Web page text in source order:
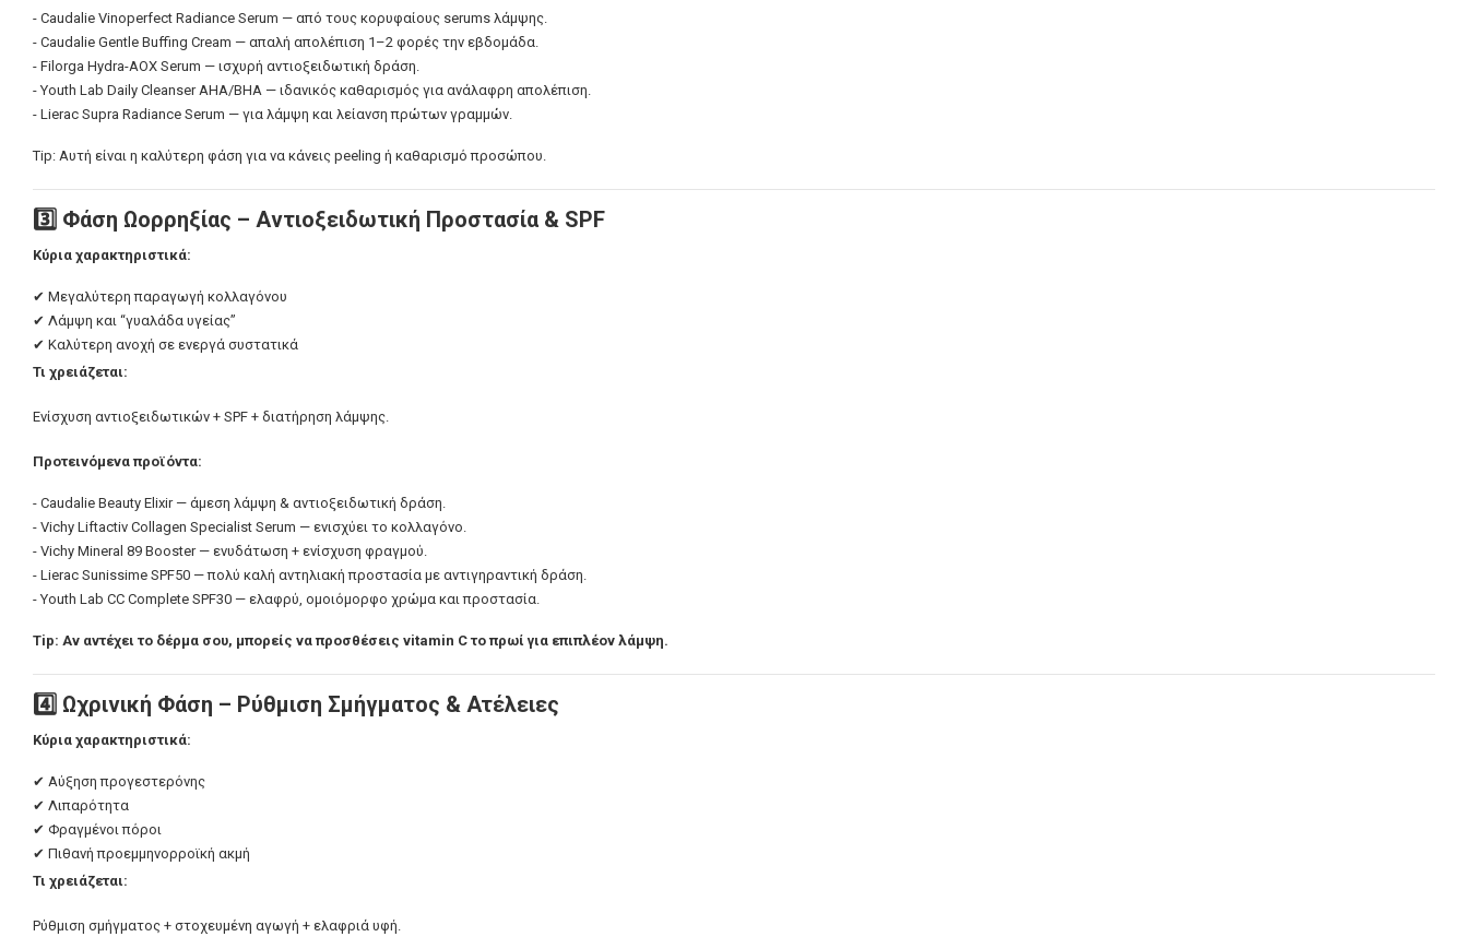
- Caudalie Vinoperfect Radiance Serum — από τους κορυφαίους serums λάμψης.
- Caudalie Gentle Buffing Cream — απαλή απολέπιση 1–2 φορές την εβδομάδα.
- Filorga Hydra-AOX Serum — ισχυρή αντιοξειδωτική δράση.
- Youth Lab Daily Cleanser AHA/BHA — ιδανικός καθαρισμός για ανάλαφρη απολέπιση.
- Lierac Supra Radiance Serum — για λάμψη και λείανση πρώτων γραμμών.
Tip: Αυτή είναι η καλύτερη φάση για να κάνεις peeling ή καθαρισμό προσώπου.
3️⃣ Φάση Ωορρηξίας – Αντιοξειδωτική Προστασία & SPF
Κύρια χαρακτηριστικά:
✔ Μεγαλύτερη παραγωγή κολλαγόνου
✔ Λάμψη και “γυαλάδα υγείας”
✔ Καλύτερη ανοχή σε ενεργά συστατικά
Τι χρειάζεται:
Ενίσχυση αντιοξειδωτικών + SPF + διατήρηση λάμψης.
Προτεινόμενα προϊόντα:
- Caudalie Beauty Elixir — άμεση λάμψη & αντιοξειδωτική δράση.
- Vichy Liftactiv Collagen Specialist Serum — ενισχύει το κολλαγόνο.
- Vichy Mineral 89 Booster — ενυδάτωση + ενίσχυση φραγμού.
- Lierac Sunissime SPF50 — πολύ καλή αντηλιακή προστασία με αντιγηραντική δράση.
- Youth Lab CC Complete SPF30 — ελαφρύ, ομοιόμορφο χρώμα και προστασία.
Tip: Αν αντέχει το δέρμα σου, μπορείς να προσθέσεις vitamin C το πρωί για επιπλέον λάμψη.
4️⃣ Ωχρινική Φάση – Ρύθμιση Σμήγματος & Ατέλειες
Κύρια χαρακτηριστικά:
✔ Αύξηση προγεστερόνης
✔ Λιπαρότητα
✔ Φραγμένοι πόροι
✔ Πιθανή προεμμηνορροϊκή ακμή
Τι χρειάζεται:
Ρύθμιση σμήγματος + στοχευμένη αγωγή + ελαφριά υφή.